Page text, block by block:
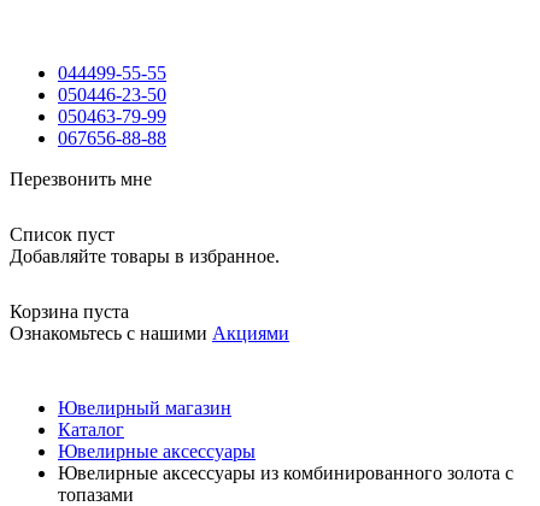
044499-55-55
050446-23-50
050463-79-99
067656-88-88
Перезвонить мне
Список пуст
Добавляйте товары в избранное.
Корзина пуста
Ознакомьтесь с нашими Акциями
Ювелирный магазин
Каталог
Ювелирные аксессуары
Ювелирные аксессуары из комбинированного золота с
топазами